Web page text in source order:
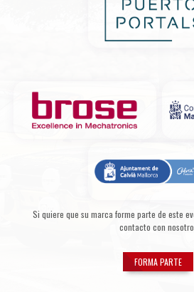
Si quiere que su marca forme parte de este
contacto con
FORMA PARTE